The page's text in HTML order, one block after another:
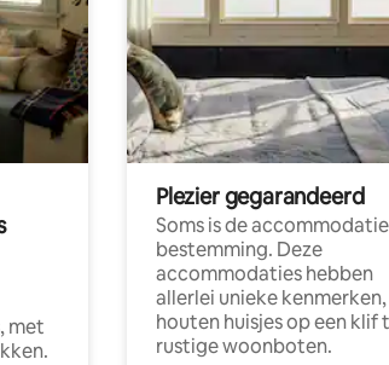
met
Plezier gegarandeerd
Soms is de
bestemming. Deze
accommodaties hebben
allerlei unieke
houten huisjes op een klif
rustige woonboten.